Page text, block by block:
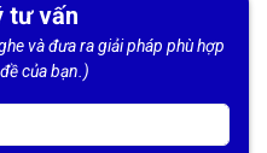
tư vấn
và đưa ra giải pháp phù hợp
của bạn.)